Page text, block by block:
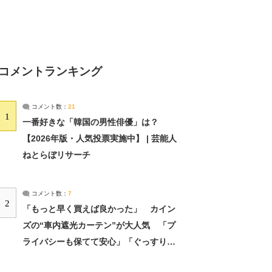
コメントランキング
1
コメント数： 21
一番好きな「韓国の男性俳優」は？
【2026年版・人気投票実施中】 | 芸能人
ねとらぼリサーチ
2
コメント数： 7
「もっと早く買えば良かった」 カイン
ズの“車内遮光カーテン”が大人気 「プ
ライバシーも保てて安心」「ぐっすり眠